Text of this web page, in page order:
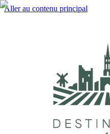
Aller au contenu principal